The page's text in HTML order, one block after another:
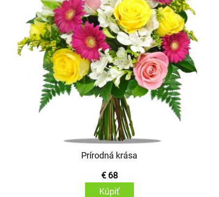
Prírodná krása
€ 68
Kúpiť